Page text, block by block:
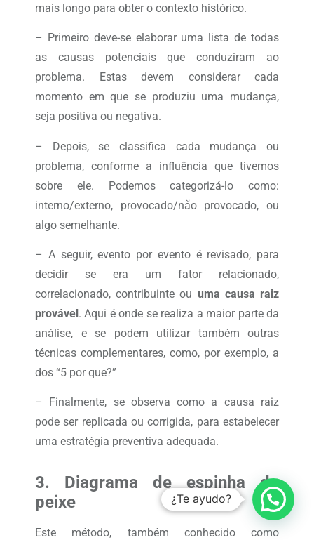
mais longo para obter o contexto histórico.
– Primeiro deve-se elaborar uma lista de todas
as causas potenciais que conduziram ao
problema. Estas devem considerar cada
momento em que se produziu uma mudança,
seja positiva ou negativa.
– Depois, se classifica cada mudança ou
problema, conforme a influência que tivemos
sobre ele. Podemos categorizá-lo como:
interno/externo, provocado/não provocado, ou
algo semelhante.
– A seguir, evento por evento é revisado, para
decidir se era um fator relacionado,
correlacionado, contribuinte ou uma causa raiz
provável. Aqui é onde se realiza a maior parte da
análise, e se podem utilizar também outras
técnicas complementares, como, por exemplo, a
dos “5 por que?”
– Finalmente, se observa como a causa raiz
pode ser replicada ou corrigida, para estabelecer
uma estratégia preventiva adequada.
3. Diagrama de espinha de
peixe
Este método, também conhecido como
¿Te ayudo?